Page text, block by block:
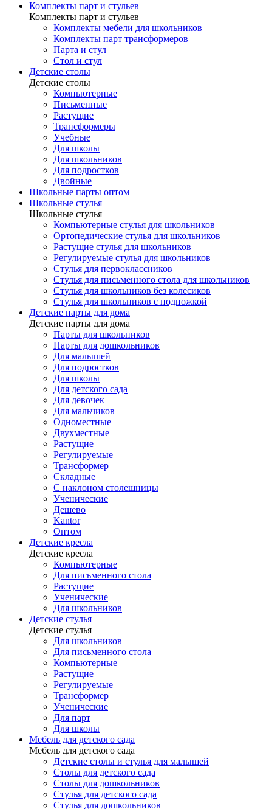
Комплекты парт и стульев
Комплекты парт и стульев
Комплекты мебели для школьников
Комплекты парт трансформеров
Парта и стул
Стол и стул
Детские столы
Детские столы
Компьютерные
Письменные
Растущие
Трансформеры
Учебные
Для школы
Для школьников
Для подростков
Двойные
Школьные парты оптом
Школьные стулья
Школьные стулья
Компьютерные стулья для школьников
Ортопедические стулья для школьников
Растущие стулья для школьников
Регулируемые стулья для школьников
Стулья для первоклассников
Стулья для письменного стола для школьников
Стулья для школьников без колесиков
Стулья для школьников с подножкой
Детские парты для дома
Детские парты для дома
Парты для школьников
Парты для дошкольников
Для малышей
Для подростков
Для школы
Для детского сада
Для девочек
Для мальчиков
Одноместные
Двухместные
Растущие
Регулируемые
Трансформер
Складные
С наклоном столешницы
Ученические
Дешево
Kantor
Оптом
Детские кресла
Детские кресла
Компьютерные
Для письменного стола
Растущие
Ученические
Для школьников
Детские стулья
Детские стулья
Для школьников
Для письменного стола
Компьютерные
Растущие
Регулируемые
Трансформер
Ученические
Для парт
Для школы
Мебель для детского сада
Мебель для детского сада
Детские столы и стулья для малышей
Столы для детского сада
Столы для дошкольников
Стулья для детского сада
Стулья для дошкольников